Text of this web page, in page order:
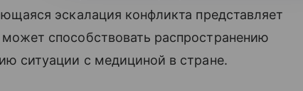
эскалация конфликта представляет
способствовать распространению
ситуации с медициной в стране.